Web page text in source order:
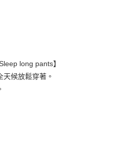
台北富邦商業銀行
兆豐國際商業銀行
long pants】
候放鬆穿著。